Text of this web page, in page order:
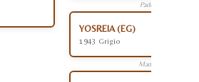
Padre
YOSREIA (EG)
1943 Grigio
Madre